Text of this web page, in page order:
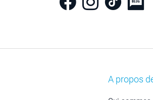
A propos